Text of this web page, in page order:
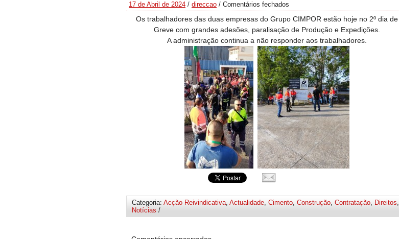
17 de Abril de 2024 / direccao / Comentários fechados
Os trabalhadores das duas empresas do Grupo CIMPOR estão hoje no 2º dia de
Greve com grandes adesões, paralisação de Produção e Expedições.
A administração continua a não responder aos trabalhadores.
Categoria: Acção Reivindicativa, Actualidade, Cimento, Construção, Contratação, Direitos,
Notícias /